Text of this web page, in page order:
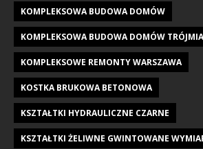
KOMPLEKSOWA BUDOWA DOMÓW
KOMPLEKSOWA BUDOWA DOMÓW
KOMPLEKSOWE REMONTY WARSZAWA
KOSTKA BRUKOWA BETONOWA
KSZTAŁTKI HYDRAULICZNE CZARNE
KSZTAŁTKI ŻELIWNE GWINTOWANE